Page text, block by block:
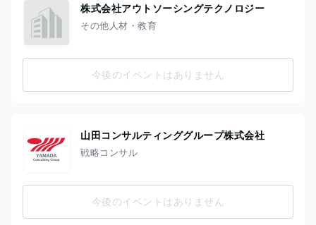
株式会社アウトソーシングテクノロジー
その他人材・教育
今後のイベントはありません
山田コンサルティンググループ株式会社
戦略コンサル
今後のイベントはありません